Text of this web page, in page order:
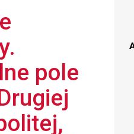
pole